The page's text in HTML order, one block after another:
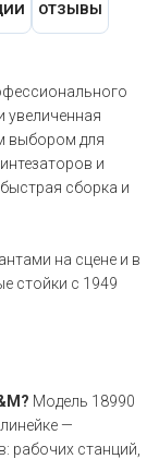
ОТЗЫВЫ
увеличенная
выбором для
и
сборка и
на сцене и в
стойки с 1949
Модель 18990
—
рабочих станций,